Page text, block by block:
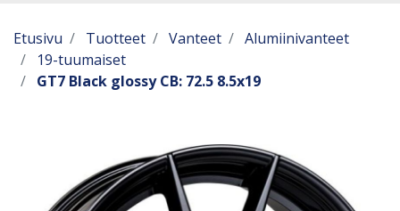
Etusivu Tuotteet Vanteet
Alumiinivanteet
19-tuumaiset
GT7 Black glossy CB: 72.5 8.5x19